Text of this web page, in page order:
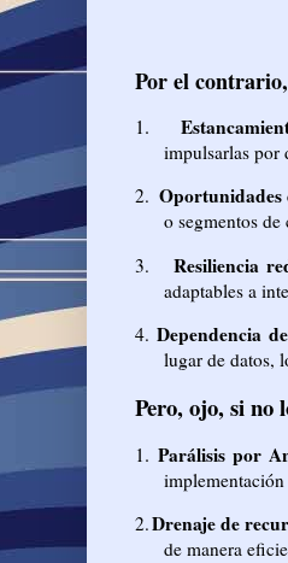
Por el
1.
impulsarlas por
2. Oportunidades
o segmentos de
3.
Resiliencia
adaptables a
4. Dependencia
lugar de datos,
Pero, ojo, si no
1. Parálisis por
2.Drenaje de
de manera